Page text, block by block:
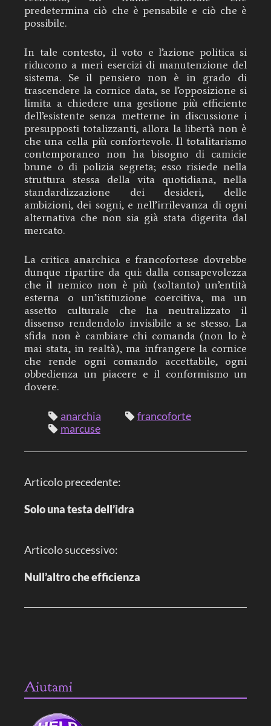
predetermina ciò che è pensabile e ciò che è
possibile.
In tale contesto, il voto e l’azione politica si
riducono a meri esercizi di manutenzione del
sistema. Se il pensiero non è in grado di
trascendere la cornice data, se l’opposizione si
limita a chiedere una gestione più efficiente
dell’esistente senza metterne in discussione i
presupposti totalizzanti, allora la libertà non è
che una cella più confortevole. Il totalitarismo
contemporaneo non ha bisogno di camicie
brune o di polizia segreta; esso risiede nella
struttura stessa della vita quotidiana, nella
standardizzazione dei desideri, delle
ambizioni, dei sogni, e nell’irrilevanza di ogni
alternativa che non sia già stata digerita dal
mercato.
La critica anarchica e francofortese dovrebbe
dunque ripartire da qui: dalla consapevolezza
che il nemico non è più (soltanto) un’entità
esterna o un’istituzione coercitiva, ma un
assetto culturale che ha neutralizzato il
dissenso rendendolo invisibile a se stesso. La
sfida non è cambiare chi comanda (non lo è
mai stata, in realtà), ma infrangere la cornice
che rende ogni comando accettabile, ogni
obbedienza un piacere e il conformismo un
dovere.
anarchia
francoforte
marcuse
N
a
i
g
o
a
Articolo precedente:
Solo una testa dell’idra
Articolo successivo:
Null’altro che efficienza
Aiutami